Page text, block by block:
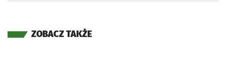
ZOBACZ TAKŻE